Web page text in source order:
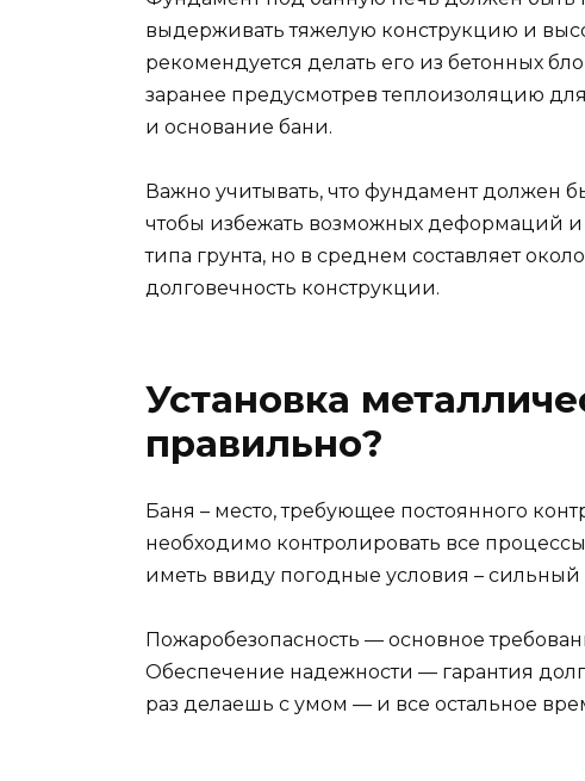
выдерживать тяжелую конструкцию и
рекомендуется делать его из бетонных
заранее предусмотрев теплоизоляцию
и основание бани.
Важно учитывать, что фундамент должен
чтобы избежать возможных деформаций и
типа грунта, но в среднем составляет
долговечность конструкции.
Установка
правильно?
Баня – место, требующее постоянного
необходимо контролировать все
иметь ввиду погодные условия – сильный
Пожаробезопасность — основное
Обеспечение надежности — гарантия
раз делаешь с умом — и все остальное